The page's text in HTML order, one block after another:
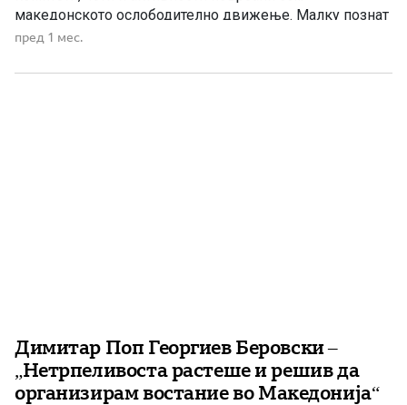
македонското ослободително движење. Малку познат
документ од февруари 1904 година сведочи дека
пред Отоманската Империја да го забрани
пред 1 мес.
Димитар Поп Георгиев Беровски –
„Нетрпеливоста растеше и решив да
организирам востание во Македонија“